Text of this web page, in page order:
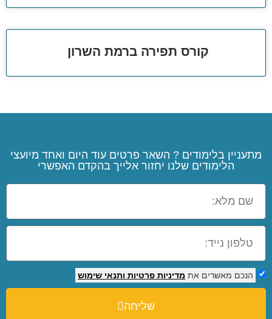
קורס תפירה ברמת השרון
מתעניין בלימודים ? השאר פרטים עוד היום ואחד מיועצי
הלימודים שלנו יחזור אלייך בהקדם האפשרי
הנכם מאשרים את מדיניות פרטיות ותנאי שימוש
שליחה